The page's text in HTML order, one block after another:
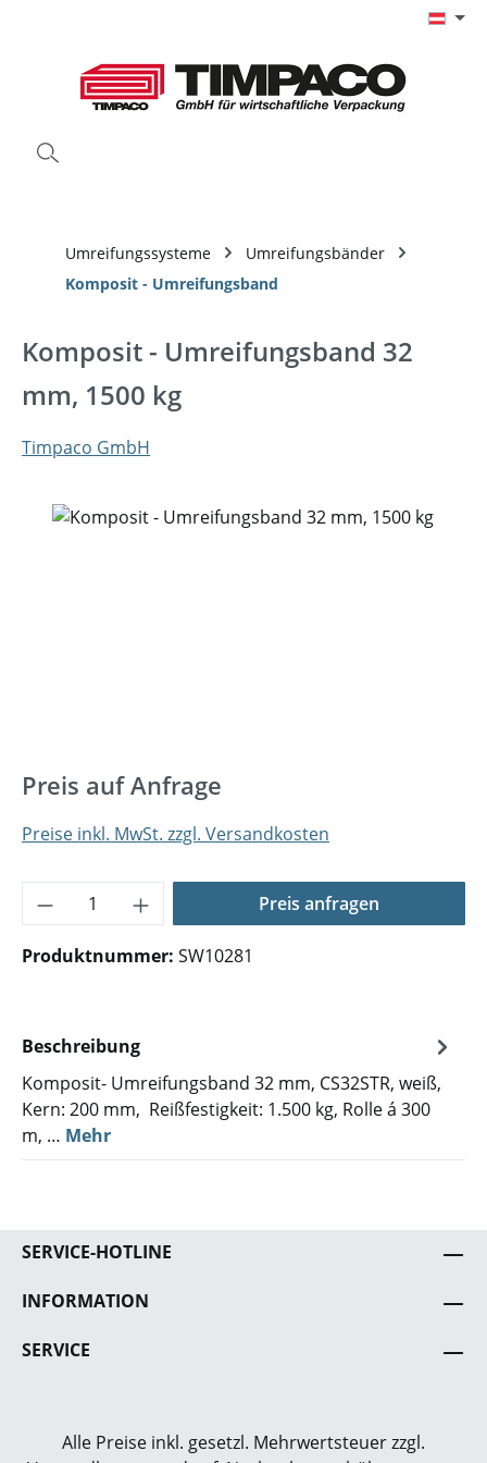
Umreifungssysteme
Umreifungsbänder
Komposit - Umreifungsband
Komposit - Umreifungsband 32
mm, 1500 kg
Timpaco GmbH
Bildergalerie überspringen
Preis auf Anfrage
Preise inkl. MwSt. zzgl. Versandkosten
Produkt Anzahl: Gib den gewünschten
Preis anfragen
Produktnummer: SW10281
Beschreibung
Komposit- Umreifungsband 32 mm, CS32STR, weiß,
Kern: 200 mm, Reißfestigkeit: 1.500 kg, Rolle á 300
m, … Mehr
SERVICE-HOTLINE
INFORMATION
SERVICE
Alle Preise inkl. gesetzl. Mehrwertsteuer zzgl.